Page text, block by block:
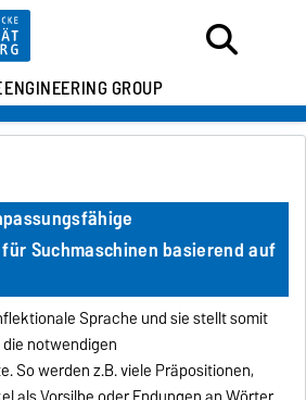
ENGINEERING GROUP
Suchmaschinen basierend auf
Sprache und sie stellt somit
notwendigen
So werden z.B. viele Präpositionen,